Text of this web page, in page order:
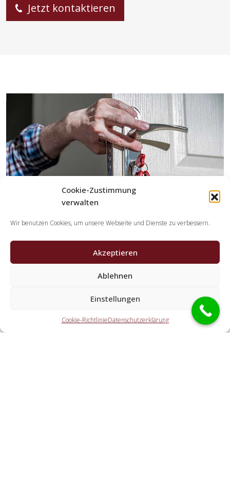
Cookie-Zustimmung
verwalten
Wir benutzen Cookies, um unsere Webseite und Dienste zu verbessern.
Akzeptieren
Ablehnen
Einstellungen
Cookie-RichtlinieDatenschutzerklärung
Jetzt kontaktieren
Welche Tätigkeiten erledigen die
Die Partner übernehmen sämtliche Tätigkeiten, welche Sie
von einem Schlüsselservice erwarten. Dazu zählt die